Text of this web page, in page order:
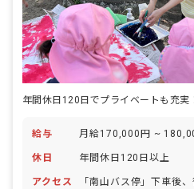
給与 月給170,000円 ~
休日 年間休日120日以上
アクセス
「南山バス停」下車後、徒